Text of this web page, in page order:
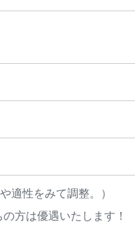
適性をみて調整。）
方は優遇いたします！